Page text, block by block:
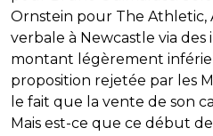
Ornstein pour The
verbale à Newcastle via
montant légèrement
proposition rejetée par les
le fait que la vente de son
Mais est-ce que ce début